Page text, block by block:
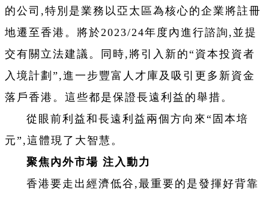
的公司,特別是業務以亞太區為核心的企業將註冊
地遷至香港。將於2023/24年度內進行諮詢,並提
交有關立法建議。同時,將引入新的“資本投資者
入境計劃”,進一步豐富人才庫及吸引更多新資金
落戶香港。這些都是保證長遠利益的舉措。
從眼前利益和長遠利益兩個方向來“固本培
元”,這體現了大智慧。
聚焦內外市場 注入動力
香港要走出經濟低谷,最重要的是發揮好背靠